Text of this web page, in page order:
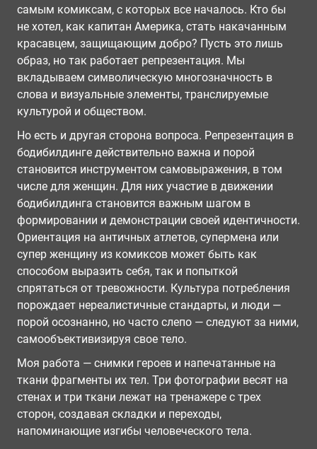
самым комиксам, с которых все началось. Кто бы
не хотел, как капитан Америка, стать накачанным
красавцем, защищающим добро? Пусть это лишь
образ, но так работает репрезентация. Мы
вкладываем символическую многозначность в
слова и визуальные элементы, транслируемые
культурой и обществом.
Но есть и другая сторона вопроса. Репрезентация в
бодибилдинге действительно важна и порой
становится инструментом самовыражения, в том
числе для женщин. Для них участие в движении
бодибилдинга становится важным шагом в
формировании и демонстрации своей идентичности.
Ориентация на античных атлетов, супермена или
супер женщину из комиксов может быть как
способом выразить себя, так и попыткой
спрятаться от тревожности. Культура потребления
порождает нереалистичные стандарты, и люди —
порой осознанно, но часто слепо — следуют за ними,
самообъективизируя свое тело.
Моя работа — снимки героев и напечатанные на
ткани фрагменты их тел. Три фотографии весят на
стенах и три ткани лежат на тренажере с трех
сторон, создавая складки и переходы,
напоминающие изгибы человеческого тела.